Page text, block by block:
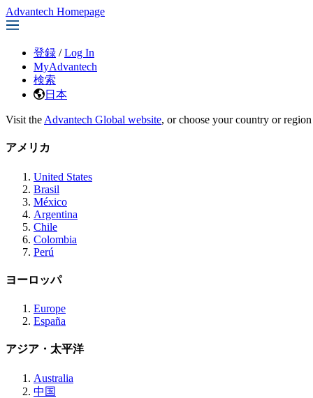
Advantech Homepage
登録 / Log In
MyAdvantech
検索
日本
Visit the Advantech Global website, or choose your country or
アメリカ
United States
Brasil
México
Argentina
Chile
Colombia
Perú
ヨーロッパ
Europe
España
アジア・太平洋
Australia
中国